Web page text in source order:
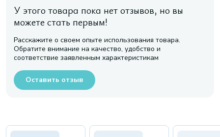
У этого товара пока нет отзывов, но вы
можете стать первым!
Расскажите о своем опыте использования товара.
Обратите внимание на качество, удобство и
соответствие заявленным характеристикам
Оставить отзыв